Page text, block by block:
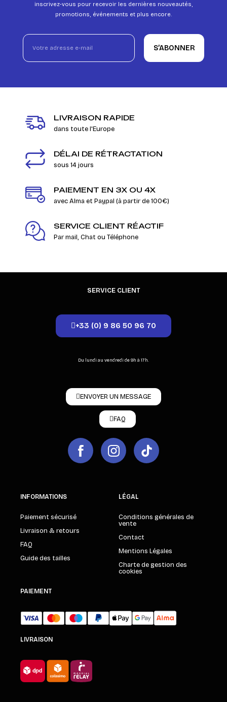
inscrivez-vous pour recevoir les dernières nouveautés,
promotions, événements et plus encore.
S’ABONNER
LIVRAISON RAPIDE
dans toute l'Europe
DÉLAI DE RÉTRACTATION
sous 14 jours
PAIEMENT EN 3X OU 4X
avec Alma et Paypal (à partir de 100€)
SERVICE CLIENT RÉACTIF
Par mail, Chat ou Téléphone
SERVICE CLIENT
+33 (0) 9 86 50 96 70
Du lundi au vendredi de 9h à 17h.
ENVOYER UN MESSAGE
FAQ
INFORMATIONS
Paiement sécurisé
Livraison & retours
FAQ
Guide des tailles
LÉGAL
Conditions générales de
vente
Contact
Mentions Légales
Charte de gestion des
cookies
PAIEMENT
LIVRAISON